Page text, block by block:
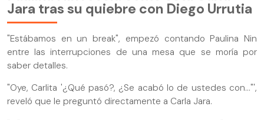
Jara tras su quiebre con Diego Urrutia
"Estábamos en un break", empezó contando Paulina Nin
entre las interrupciones de una mesa que se moría por
saber detalles.
"Oye, Carlita '¿Qué pasó?, ¿Se acabó lo de ustedes con..."',
reveló que le preguntó directamente a Carla Jara.